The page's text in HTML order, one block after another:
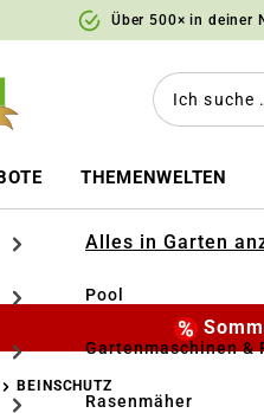
Über 500× in deiner
THEMENWELTEN
Alles in Garten
Pool
Gartenmaschinen &
Rasenmäher
BEINSCHUTZ